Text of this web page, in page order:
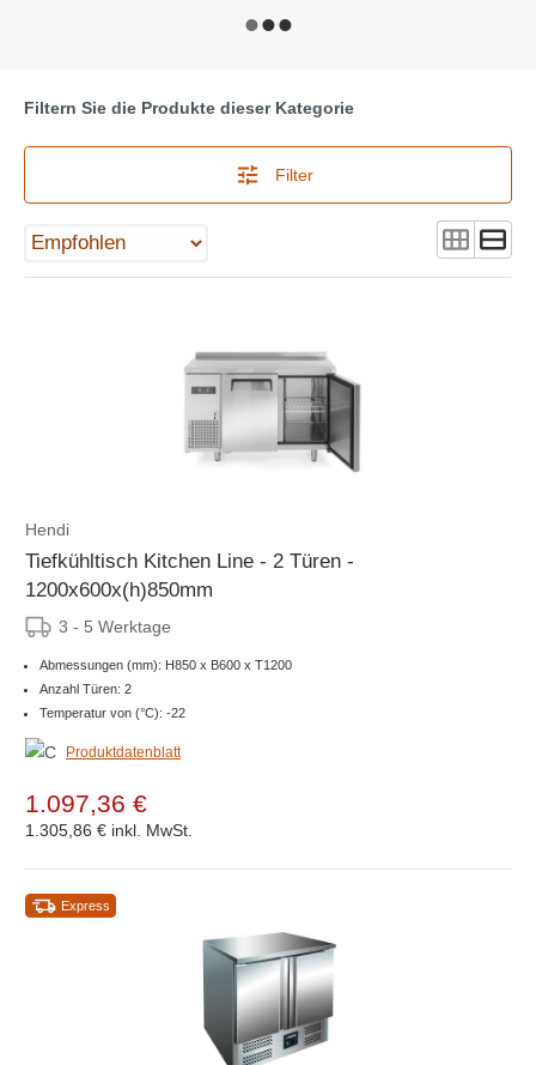
Filtern Sie die Produkte dieser Kategorie
Filter
Hendi
Tiefkühltisch Kitchen Line - 2 Türen -
1200x600x(h)850mm
3 - 5 Werktage
Abmessungen (mm): H850 x B600 x T1200
Anzahl Türen: 2
Temperatur von (°C): -22
Produktdatenblatt
1.097,36 €
1.305,86 € inkl. MwSt.
Express